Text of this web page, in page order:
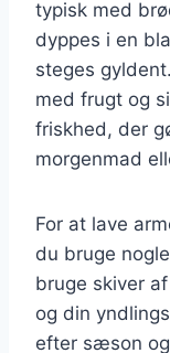
typisk med
dyppes i en
steges
med frugt og
friskhed, der
morgenmad
For at lave
du bruge
bruge skiver
og din
efter sæson